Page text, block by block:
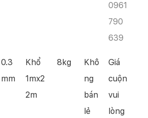
0961
790
639
0.3
mm
Khổ
1mx2
2m
8kg
Khô
ng
bán
lẻ
Giá
cuộn
vui
lòng